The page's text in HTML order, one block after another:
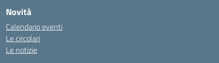
Novità
Calendario eventi
Le circolari
Le notizie